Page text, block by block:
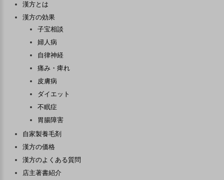
漢方とは
漢方の効果
子宝相談
婦人病
自律神経
痛み・痺れ
皮膚病
ダイエット
不眠症
胃腸障害
自家製養毛剤
漢方の価格
漢方のよくある質問
店主著書紹介